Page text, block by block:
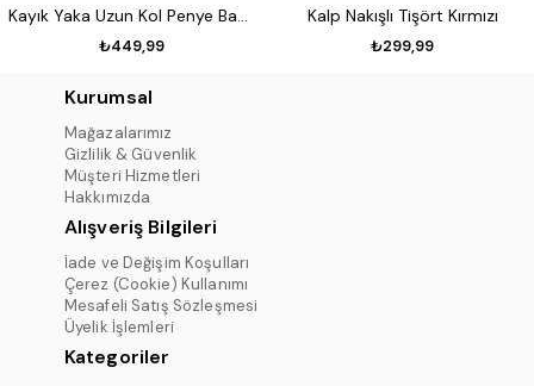
Kayık Yaka Uzun Kol Penye Badi Koyu kahve
₺449,99
Kalp Nakışlı Tişört Kırmızı
₺299,99
Kurumsal
Mağazalarımız
Gizlilik & Güvenlik
Müşteri Hizmetleri
Hakkımızda
Alışveriş Bilgileri
İade ve Değişim Koşulları
Çerez (Cookie) Kullanımı
Mesafeli Satış Sözleşmesi
Üyelik İşlemleri
Kategoriler